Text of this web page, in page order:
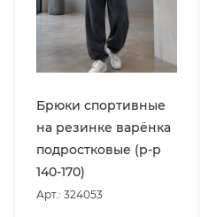
Брюки спортивные
на резинке варёнка
подростковые (р-р
140-170)
Арт.: 324053